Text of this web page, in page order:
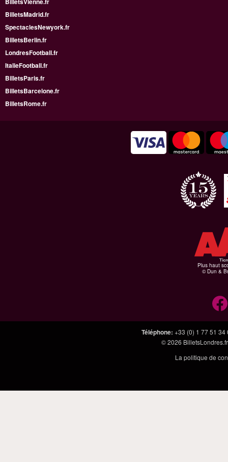
BilletsMadrid.fr
SpectaclesNewyork.fr
BilletsBerlin.fr
LondresFootball.fr
ItalieFootball.fr
BilletsParis.fr
BilletsBarcelone.fr
BilletsRome.fr
Plus haut
© Dun &
Téléphone: +33 (0) 1 77 51 34
© 2026 BilletsLondres.fr
La politique de